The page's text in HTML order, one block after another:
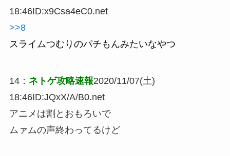
18:46ID:x9Csa4eC0.net
>>8
スライムつむりのパチもんみたいなやつ
14： ネトゲ攻略速報2020/11/07(土)
18:46ID:JQxX/A/B0.net
アニメは割とおもろいで
ムァムの声終わってるけど